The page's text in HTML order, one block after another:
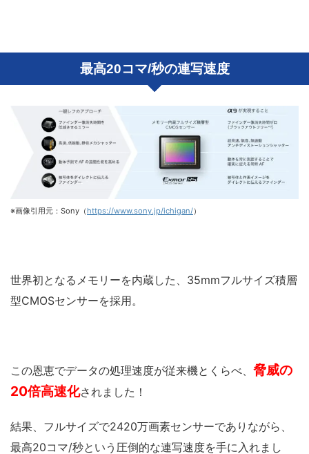
最高20コマ/秒の連写速度
※画像引用元：Sony（https://www.sony.jp/ichigan/）
世界初となるメモリーを内蔵した、35mmフルサイズ積層
型CMOSセンサーを採用。
この恩恵でデータの処理速度が従来機とくらべ、 脅威の
20倍高速化されました！
結果、フルサイズで2420万画素センサーでありながら、
最高20コマ/秒という圧倒的な連写速度を手に入れまし